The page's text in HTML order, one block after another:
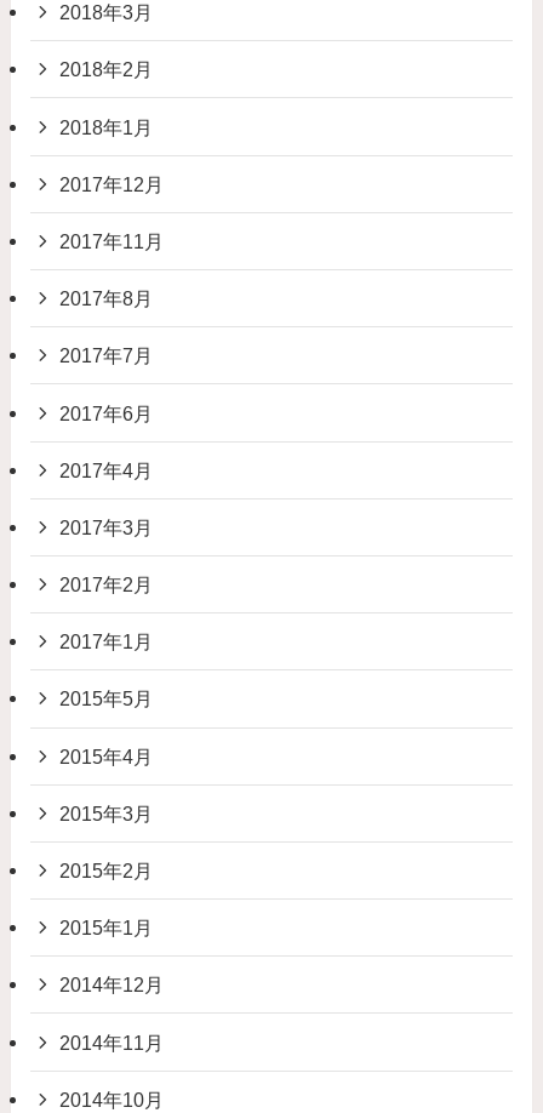
2018年3月
2018年2月
2018年1月
2017年12月
2017年11月
2017年8月
2017年7月
2017年6月
2017年4月
2017年3月
2017年2月
2017年1月
2015年5月
2015年4月
2015年3月
2015年2月
2015年1月
2014年12月
2014年11月
2014年10月